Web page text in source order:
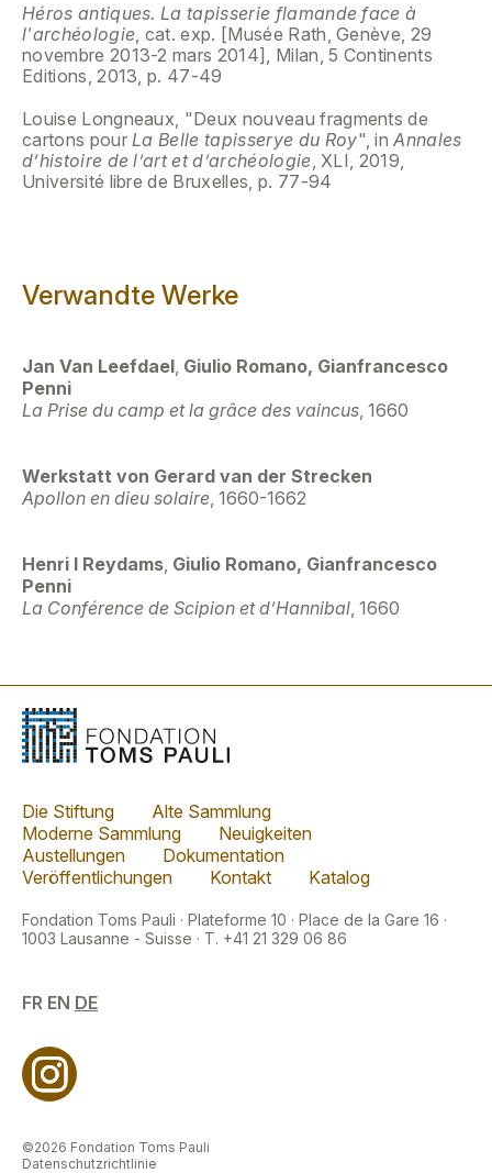
Héros antiques. La tapisserie flamande face à
l'archéologie , cat. exp. [Musée Rath, Genève, 29
novembre 2013-2 mars 2014], Milan, 5 Continents
Editions, 2013, p. 47-49
Louise Longneaux, "Deux nouveau fragments de
cartons pour La Belle tapisserye du Roy", inAnnales
d’histoire de l’art et d’archéologie , XLI, 2019,
Université libre de Bruxelles, p. 77-94
Verwandte Werke
Jan Van Leefdael Giulio Romano, Gianfrancesco
Penni
La Prise du camp et la grâce des vaincus , 1660
Werkstatt von Gerard van der Strecken
Apollon en dieu solaire , 1660-1662
Henri I Reydams Giulio Romano, Gianfrancesco
Penni
La Conférence de Scipion et d’Hannibal , 1660
Die Stiftung
Alte Sammlung
Moderne Sammlung
Neuigkeiten
Austellungen
Dokumentation
Veröffentlichungen
Kontakt Katalog
Fondation Toms Pauli · Plateforme 10 · Place de la Gare 16 ·
1003 Lausanne - Suisse · T. +41 21 329 06 86
FR EN DE
©2026 Fondation Toms Pauli
Datenschutzrichtlinie